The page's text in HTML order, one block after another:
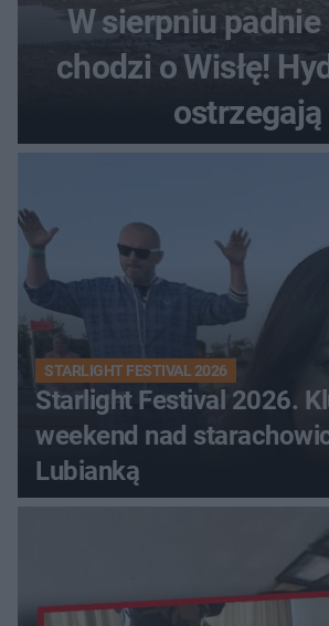
W sierpniu
chodzi o Wisłę!
ostrzegają
STARLIGHT FESTIVAL 2026
Starlight Festival 2026.
weekend nad
Lubianką